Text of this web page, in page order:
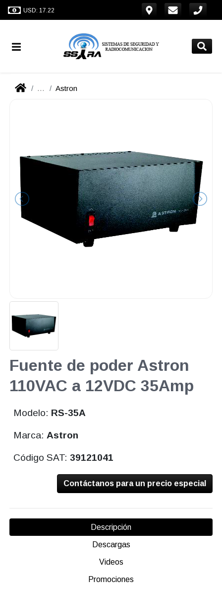
USD: 17.22
... Astron
Fuente de poder Astron
110VAC a 12VDC 35Amp
Modelo: RS-35A
Marca: Astron
Código SAT:39121041
Contáctanos para un precio especial
Descripción
Descargas
Videos
Promociones